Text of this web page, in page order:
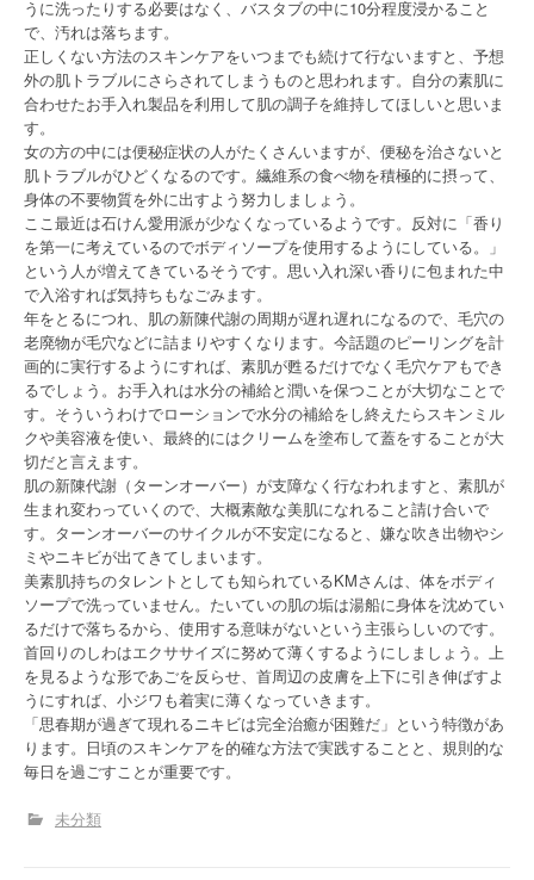
うに洗ったりする必要はなく、バスタブの中に10分程度浸かること
で、汚れは落ちます。
正しくない方法のスキンケアをいつまでも続けて行ないますと、予想
外の肌トラブルにさらされてしまうものと思われます。自分の素肌に
合わせたお手入れ製品を利用して肌の調子を維持してほしいと思いま
す。
女の方の中には便秘症状の人がたくさんいますが、便秘を治さないと
肌トラブルがひどくなるのです。繊維系の食べ物を積極的に摂って、
身体の不要物質を外に出すよう努力しましょう。
ここ最近は石けん愛用派が少なくなっているようです。反対に「香り
を第一に考えているのでボディソープを使用するようにしている。」
という人が増えてきているそうです。思い入れ深い香りに包まれた中
で入浴すれば気持ちもなごみます。
年をとるにつれ、肌の新陳代謝の周期が遅れ遅れになるので、毛穴の
老廃物が毛穴などに詰まりやすくなります。今話題のピーリングを計
画的に実行するようにすれば、素肌が甦るだけでなく毛穴ケアもでき
るでしょう。お手入れは水分の補給と潤いを保つことが大切なことで
す。そういうわけでローションで水分の補給をし終えたらスキンミル
クや美容液を使い、最終的にはクリームを塗布して蓋をすることが大
切だと言えます。
肌の新陳代謝（ターンオーバー）が支障なく行なわれますと、素肌が
生まれ変わっていくので、大概素敵な美肌になれること請け合いで
す。ターンオーバーのサイクルが不安定になると、嫌な吹き出物やシ
ミやニキビが出てきてしまいます。
美素肌持ちのタレントとしても知られているKMさんは、体をボディ
ソープで洗っていません。たいていの肌の垢は湯船に身体を沈めてい
るだけで落ちるから、使用する意味がないという主張らしいのです。
首回りのしわはエクササイズに努めて薄くするようにしましょう。上
を見るような形であごを反らせ、首周辺の皮膚を上下に引き伸ばすよ
うにすれば、小ジワも着実に薄くなっていきます。
「思春期が過ぎて現れるニキビは完全治癒が困難だ」という特徴があ
ります。日頃のスキンケアを的確な方法で実践することと、規則的な
毎日を過ごすことが重要です。
未分類